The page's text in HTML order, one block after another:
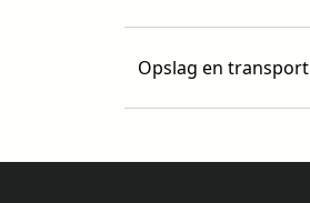
Opslag en transport